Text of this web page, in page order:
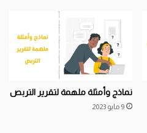
نماذج وأمثلة ملهمة لتقرير التربص
9 مايو 2023